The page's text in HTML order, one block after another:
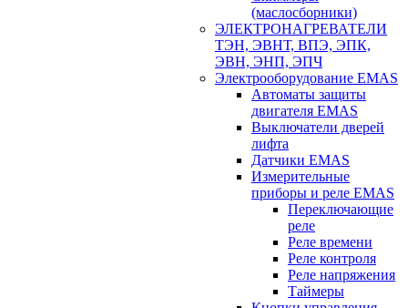
(маслосборники)
ЭЛЕКТРОНАГРЕВАТЕЛИ
ТЭН, ЭВНТ, ВПЭ, ЭПК,
ЭВН, ЭНП, ЭПЧ
Электрооборудование EMAS
Автоматы защиты
двигателя EMAS
Выключатели дверей
лифта
Датчики EMAS
Измерительные
приборы и реле EMAS
Переключающие
реле
Реле времени
Реле контроля
Реле напряжения
Таймеры